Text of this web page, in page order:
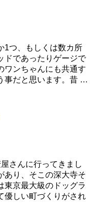
1つ、もしくは数カ所
ドであったりゲージで
ワンちゃんにも共通す
事だと思います。昔 …
さんに行ってきまし
あり、そこの深大寺そ
東京最大級のドッグラ
優しい町づくりがされ